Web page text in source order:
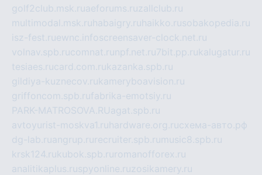
golf2club.msk.ruaeforums.ruzallclub.ru
multimodal.msk.ru habaigry.ru haikko.rusobakopedia.ru
isz-fest.ruewnc.infoscreensaver-clock.net.ru
volnav.spb.rucomnat.ru npf.net.ru 7bit.pp.rukalugatur.ru
tesiaes.rucard.com.rukazanka.spb.ru
gildiya-kuznecov.rukameryboavision.ru
griffoncom.spb.rufabrika-emotsiy.ru
PARK-MATROSOVA.RUagat.spb.ru
avtoyurist-moskva1.ru hardware.org.ruсхема-авто.рф
dg-lab.ruangrup.ru recruiter.spb.ru music8.spb.ru
krsk124.rukubok.spb.ru romanofforex.ru
analitikaplus.ruspyonline.ruzosikamery.ru